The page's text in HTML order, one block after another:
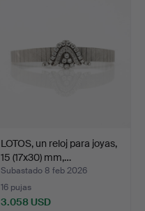
LOTOS, un reloj para joyas,
15 (17x30) mm,…
Subastado 8 feb 2026
16 pujas
3.058 USD